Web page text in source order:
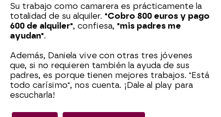
Su trabajo como camarera es prácticamente la
totalidad de su alquiler. "Cobro 800 euros y pago
600 de alquiler", confiesa, "mis padres me
ayudan".
Además, Daniela vive con otras tres jóvenes
que, si no requieren también la ayuda de sus
padres, es porque tienen mejores trabajos. "Está
todo carísimo", nos cuenta. ¡Dale al play para
escucharla!